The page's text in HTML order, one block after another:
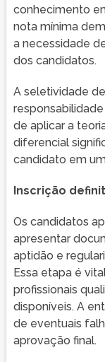
conhecimento
nota mínima
a necessidade
dos candidatos.
A seletividade
de aplicar a
diferencial
candidato em
Inscrição
Os candidatos
apresentar
aptidão e
Essa etapa é
profissionais
disponíveis. A
de eventuais
aprovação final.